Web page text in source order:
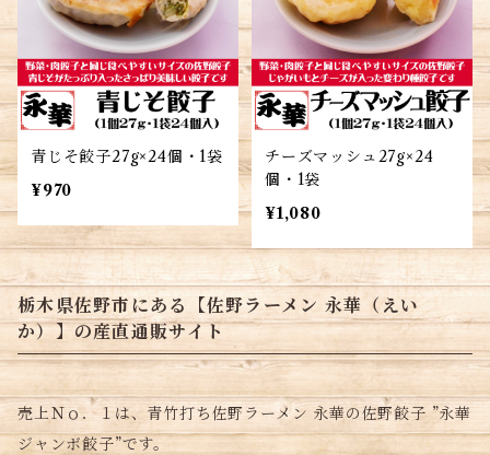
青じそ餃子27g×24個・1袋
¥970
チーズマッシュ27g×24
個・1袋
¥1,080
栃木県佐野市にある【佐野ラーメン 永華（えい
か）】の産直通販サイト
売上Ｎｏ．１は、青竹打ち佐野ラーメン 永華の佐野餃子 ”永華
ジャンボ餃子”です。